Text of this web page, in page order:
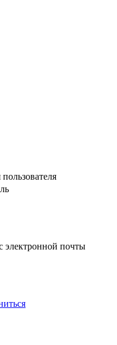
электронной почты